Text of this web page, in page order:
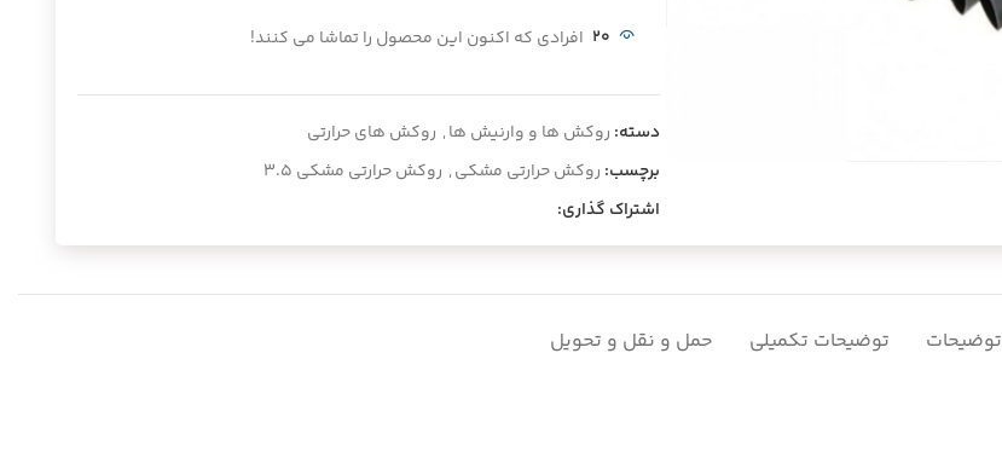
20 افرادی که اکنون این محصول را تماشا می کنند!
دسته: روکش ها و وارنیش ها, روکش های حرارتی
برچسب: روکش حرارتی مشکی, روکش حرارتی مشکی ۳.۵
اشتراک گذاری:
توضیحات توضیحات تکمیلی حمل و نقل و تحویل